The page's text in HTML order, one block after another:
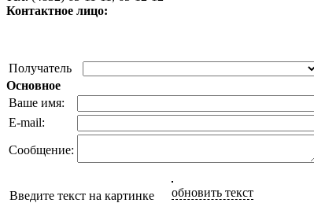
Контактное лицо:
Получатель
Основное
Ваше имя:
E-mail:
Сообщение:
Введите текст на картинке обновить текст